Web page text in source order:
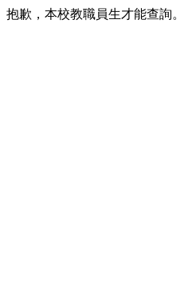
抱歉，本校教職員生才能查詢。